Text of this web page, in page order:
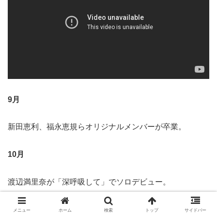
9月
新田恵利、福永恵規らオリジナルメンバーが卒業。
10月
渡辺満里奈が「深呼吸して」でソロデビュー。
メニュー ホーム 検索 トップ サイドバー